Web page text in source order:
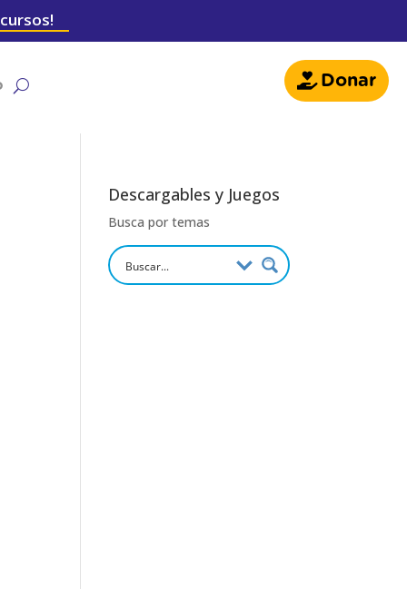
Donar
Descargables y Juegos
Busca por temas